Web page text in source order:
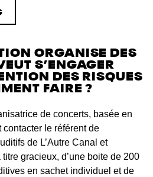
ORGANISE DES
S’ENGAGER
DES RISQUES
FAIRE ?
de concerts, basée en
contacter le référent de
de L’Autre Canal et
gracieux, d’une boite de 200
en sachet individuel et de